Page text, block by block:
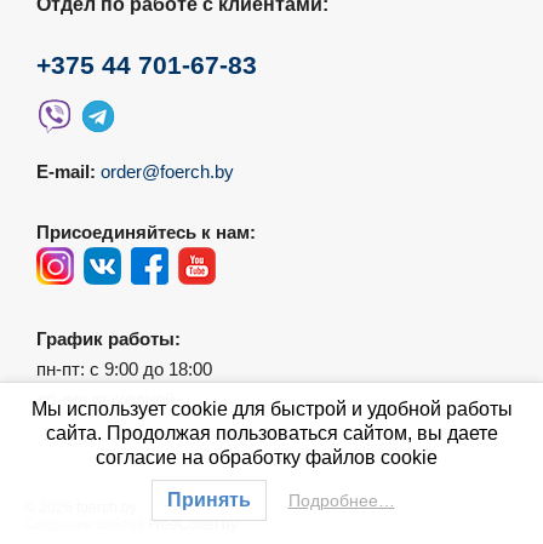
+375 44 701-67-83
E-mail: order@foerch.by
Присоединяйтесь к нам:
График работы:
пн-пт: с 9:00 до 18:00
сб-вс: выходной
FreeCoder.by
Мы использует cookie для быстрой и удобной работы
сайта. Продолжая пользоваться сайтом, вы даете
согласие на обработку файлов cookie
Принять Подробнее…